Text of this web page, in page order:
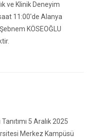
ve Klinik Deneyim
11:00'de Alanya
KÖSEOĞLU
5 Aralık 2025
Merkez Kampüsü